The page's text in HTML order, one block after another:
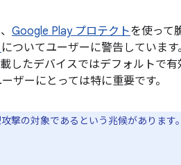
Google Play プロテクトを使って
についてユーザーに警告しています
したデバイスではデフォルトで
ザーにとっては特に重要です。
撃の対象であるという兆候があります。